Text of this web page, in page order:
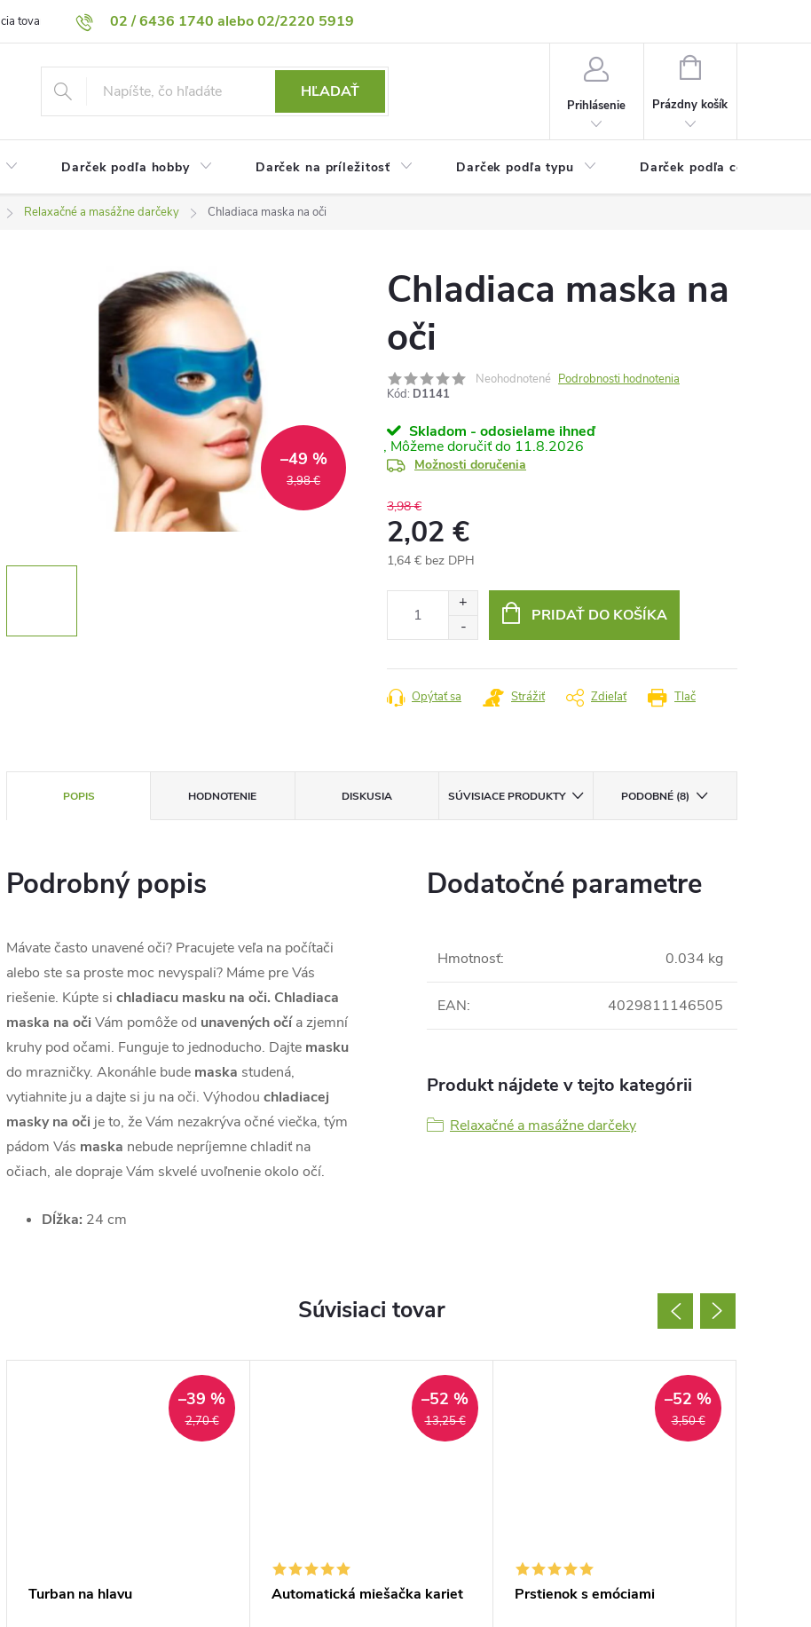
02 / 6436 1740 alebo 02/2220 5919
tovaru Vrátenie tovaru Podmienky ochrany osobných údajov
HĽADAŤ
Prihlásenie
NÁKUPNÝ
Prázdny košík
Darček podľa hobby Darček na príležitosť Darček podľa typu Darček podľa ceny
Relaxačné a masážne darčeky Chladiaca maska ​​na oči
3,98 €
–49 %
Chladiaca maska ​​na
oči
Neohodnotené Podrobnosti hodnotenia
Kód: D1141
Skladom - odosielame ihneď
11.8.2026
Možnosti doručenia
3,98 €
2,02 €
1,64 € bez DPH
PRIDAŤ DO KOŠÍKA
Tlač
Opýtať sa Strážiť Zdieľať
POPIS HODNOTENIE DISKUSIA SÚVISIACE PRODUKTY PODOBNÉ (8)
Podrobný popis
Mávate často unavené oči? Pracujete veľa na počítači
alebo ste sa proste moc nevyspali? Máme pre Vás
riešenie. Kúpte si chladiacu masku na oči. Chladiaca
maska ​​na oči Vám pomôže od unavených očía zjemní
kruhy pod očami. Funguje to jednoducho. Dajte masku
do mrazničky. Akonáhle bude maska ​​studená,
vytiahnite ju a dajte si ju na oči. Výhodou chladiacej
masky na oči je to, že Vám nezakrýva očné viečka, tým
pádom Vás maska ​​nebude nepríjemne chladiť na
očiach, ale dopraje Vám skvelé uvoľnenie okolo očí.
Dĺžka: 24 cm
Dodatočné parametre
Hmotnosť: 0.034 kg
EAN: 4029811146505
Produkt nájdete v tejto kategórii
Relaxačné a masážne darčeky
Súvisiaci tovar
2,70 €
–39 %
Turban na hlavu
13,25 €
–52 %
Automatická miešačka kariet
3,50 €
–52 %
Prstienok s emóciami